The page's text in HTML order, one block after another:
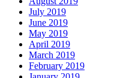
July 2019
June 2019
May 2019
April 2019
March 2019
February 2019